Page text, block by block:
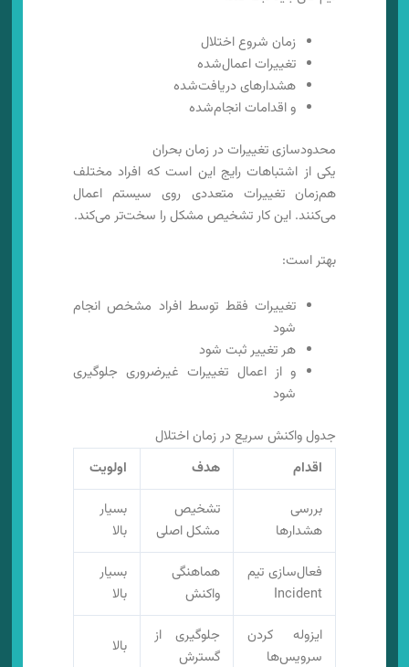
زمان شروع اختلال
تغییرات اعمال‌شده
هشدارهای دریافت‌شده
و اقدامات انجام‌شده
محدودسازی تغییرات در زمان بحران
یکی از اشتباهات رایج این است که افراد مختلف
هم‌زمان تغییرات متعددی روی سیستم اعمال
می‌کنند. این کار تشخیص مشکل را سخت‌تر می‌کند.
بهتر است:
تغییرات فقط توسط افراد مشخص انجام
شود
هر تغییر ثبت شود
و از اعمال تغییرات غیرضروری جلوگیری
شود
جدول واکنش سریع در زمان اختلال
اقدام
هدف
اولویت
بررسی
هشدارها
تشخیص
مشکل اصلی
بسیار
بالا
فعال‌سازی تیم
Incident
هماهنگی
واکنش
بسیار
بالا
ایزوله کردن
سرویس‌ها
جلوگیری از
گسترش
بالا